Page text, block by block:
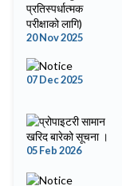
20 Nov 2025
07 Dec 2025
05 Feb 2026